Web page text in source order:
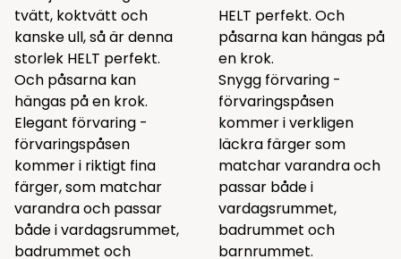
tvätt, koktvätt och
kanske ull, så är denna
storlek HELT perfekt.
Och påsarna kan
hängas på en krok.
Elegant förvaring -
förvaringspåsen
kommer i riktigt fina
färger, som matchar
varandra och passar
både i vardagsrummet,
badrummet och
HELT perfekt. Och
påsarna kan hängas på
en krok.
Snygg förvaring -
förvaringspåsen
kommer i verkligen
läckra färger som
matchar varandra och
passar både i
vardagsrummet,
badrummet och
barnrummet.